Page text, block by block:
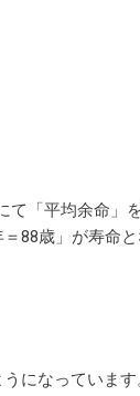
「平均余命」
88歳」が寿命と
になっています